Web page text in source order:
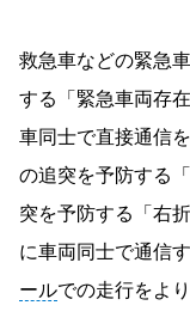
救急車などの緊急
する「緊急車両存
車同士で直接通信
の追突を予防する
突を予防する「右
に車両同士で通信
ールでの走行をよ